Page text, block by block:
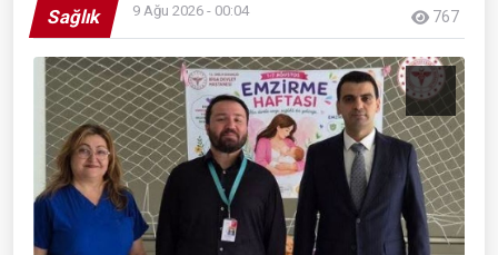
Sağlık 9 Ağu 2026 - 00:04 767